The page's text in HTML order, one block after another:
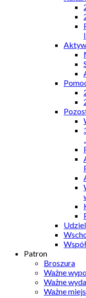
Patron
Broszura
Ważne
Ważne
Ważne